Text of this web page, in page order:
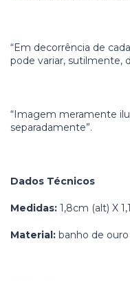
“Em decorrência de
pode variar, sutilmente,
“Imagem meramente
separadamente”.
Dados Técnicos
Medidas: 1,8cm (alt) X
Material: banho de